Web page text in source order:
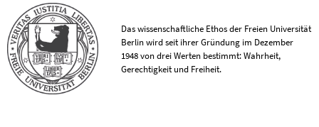
Das wissenschaftliche Ethos der Freien Universität
Berlin wird seit ihrer Gründung im Dezember
1948 von drei Werten bestimmt: Wahrheit,
Gerechtigkeit und Freiheit.